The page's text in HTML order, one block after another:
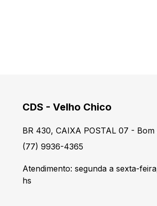
CDS - Velho Chico
BR 430, CAIXA POSTAL 07 -
(77) 9936-4365
Atendimento: segunda a sexta-
hs